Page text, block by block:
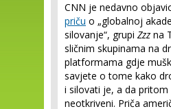
CNN je nedavno
priču o „globalnoj
silovanje“, grupi Zzz na
sličnim skupinama na
platformama gdje
savjete o tome kako
i silovati je, a da pritom
neotkriveni. Priča